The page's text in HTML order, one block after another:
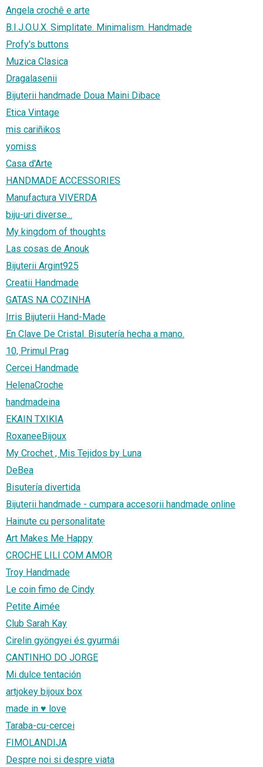
Angela crochê e arte
B.I.J.O.U.X. Simplitate. Minimalism. Handmade
Profy's buttons
Muzica Clasica
Dragalasenii
Bijuterii handmade Doua Maini Dibace
Etica Vintage
mis cariñikos
yomiss
Casa d'Arte
HANDMADE ACCESSORIES
Manufactura VIVERDA
biju-uri diverse...
My kingdom of thoughts
Las cosas de Anouk
Bijuterii Argint925
Creatii Handmade
GATAS NA COZINHA
Irris Bijuterii Hand-Made
En Clave De Cristal. Bisutería hecha a mano.
10, Primul Prag
Cercei Handmade
HelenaCroche
handmadeina
EKAIN TXIKIA
RoxaneeBijoux
My Crochet , Mis Tejidos by Luna
DeBea
Bisutería divertida
Bijuterii handmade - cumpara accesorii handmade online
Hainute cu personalitate
Art Makes Me Happy
CROCHE LILI COM AMOR
Troy Handmade
Le coin fimo de Cindy
Petite Aimée
Club Sarah Kay
Cirelin gyöngyei és gyurmái
CANTINHO DO JORGE
Mi dulce tentación
artjokey bijoux box
made in ♥ love
Taraba-cu-cercei
FIMOLANDIJA
Despre noi si despre viata